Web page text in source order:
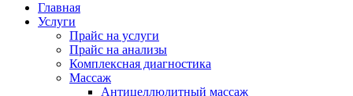
жизнь"Главная
Услуги
Прайс на услуги
Прайс на анализы
Комплексная диагностика
Массаж
Антицеллюлитный массаж